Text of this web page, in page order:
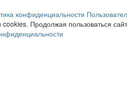
конфиденциальности
Продолжая пользоваться